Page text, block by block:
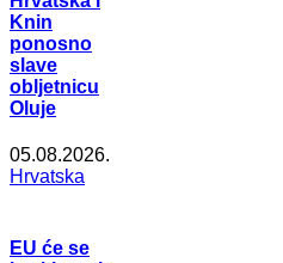
Knin
ponosno
slave
obljetnicu
Oluje
05.08.2026.
Hrvatska
EU će se